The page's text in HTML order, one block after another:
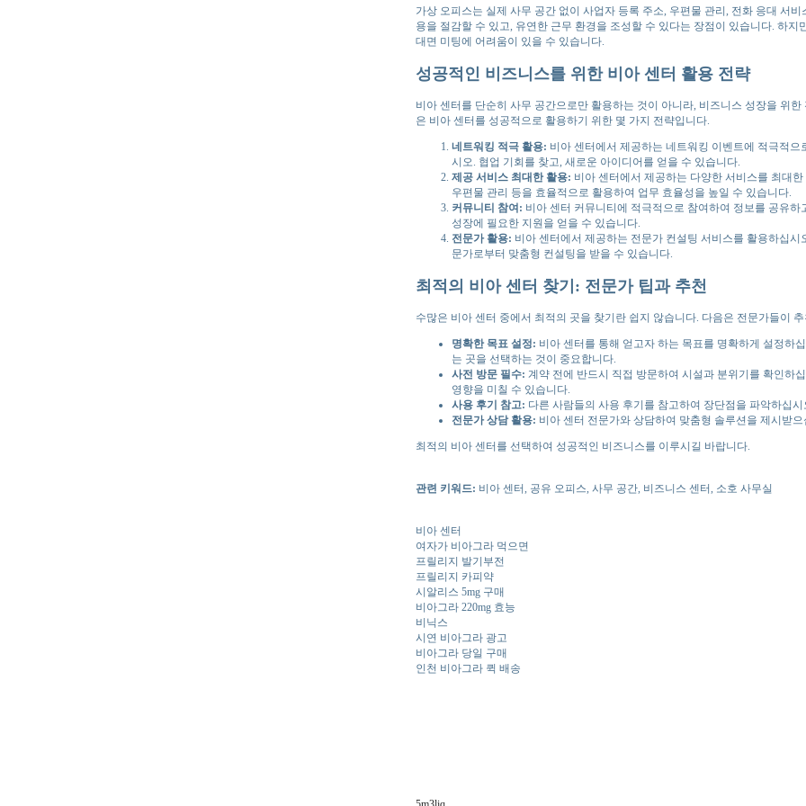
가상 오피스는 실제 사무 공간 없이 사업자 등록 주소, 우편물 관리, 전화 응대 서
용을 절감할 수 있고, 유연한 근무 환경을 조성할 수 있다는 장점이 있습니다. 하지
대면 미팅에 어려움이 있을 수 있습니다.
성공적인 비즈니스를 위한 비아 센터 활용 전략
비아 센터를 단순히 사무 공간으로만 활용하는 것이 아니라, 비즈니스 성장을 위
은 비아 센터를 성공적으로 활용하기 위한 몇 가지 전략입니다.
네트워킹 적극 활용: 비아 센터에서 제공하는 네트워킹 이벤트에 적극적
시오. 협업 기회를 찾고, 새로운 아이디어를 얻을 수 있습니다.
제공 서비스 최대한 활용: 비아 센터에서 제공하는 다양한 서비스를 최대
우편물 관리 등을 효율적으로 활용하여 업무 효율성을 높일 수 있습니다.
커뮤니티 참여: 비아 센터 커뮤니티에 적극적으로 참여하여 정보를 공유
성장에 필요한 지원을 얻을 수 있습니다.
전문가 활용: 비아 센터에서 제공하는 전문가 컨설팅 서비스를 활용하십
문가로부터 맞춤형 컨설팅을 받을 수 있습니다.
최적의 비아 센터 찾기: 전문가 팁과 추천
수많은 비아 센터 중에서 최적의 곳을 찾기란 쉽지 않습니다. 다음은 전문가들이
명확한 목표 설정: 비아 센터를 통해 얻고자 하는 목표를 명확하게 설정하
는 곳을 선택하는 것이 중요합니다.
사전 방문 필수: 계약 전에 반드시 직접 방문하여 시설과 분위기를 확인하
영향을 미칠 수 있습니다.
사용 후기 참고: 다른 사람들의 사용 후기를 참고하여 장단점을 파악하십
전문가 상담 활용: 비아 센터 전문가와 상담하여 맞춤형 솔루션을 제시받
최적의 비아 센터를 선택하여 성공적인 비즈니스를 이루시길 바랍니다.
관련 키워드: 비아 센터, 공유 오피스, 사무 공간, 비즈니스 센터, 소호 사무실
비아 센터
여자가 비아그라 먹으면
프릴리지 발기부전
프릴리지 카피약
시알리스 5mg 구매
비아그라 220mg 효능
비닉스
시연 비아그라 광고
비아그라 당일 구매
인천 비아그라 퀵 배송